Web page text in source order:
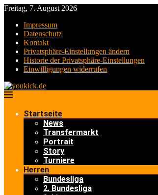
Freitag, 7. August 2026
Impressum
Datenschutz
Kontakt
Privatsphäre-Einstellungen ändern
Historie der Privatsphäre-Einstellungen
Einwilligungen widerrufen
Startseite
News
Transfermarkt
Portrait
Story
Turniere
Herren
Bundesliga
2. Bundesliga